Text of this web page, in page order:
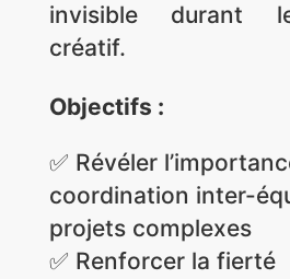
invisible durant
créatif.
Objectifs :
✅ Révéler
coordination inter-
projets complexes
✅ Renforcer la fierté